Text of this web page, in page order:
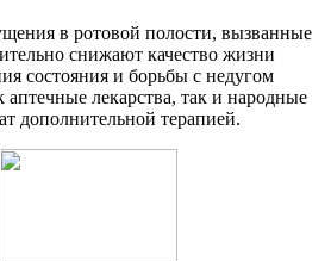
в ротовой полости, вызванные
снижают качество жизни
состояния и борьбы с недугом
лекарства, так и народные
дополнительной терапией.